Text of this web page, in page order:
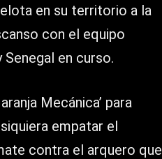
en su territorio a la
con el equipo
en curso.
Mecánica’ para
empatar el
contra el arquero que